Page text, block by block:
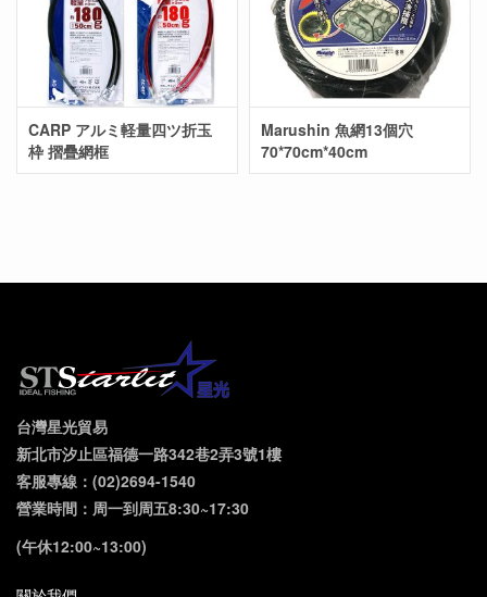
CARP アルミ軽量四ツ折玉
枠 摺疊網框
Marushin 魚網13個穴
70*70cm*40cm
台灣星光貿易
新北市汐止區福德一路342巷2弄3號1樓
客服專線：(02)2694-1540
營業時間：周一到周五8:30~17:30
(午休12:00~13:00)